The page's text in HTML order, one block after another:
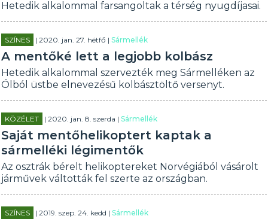
Hetedik alkalommal farsangoltak a térség nyugdíjasai.
SZÍNES | 2020. jan. 27. hétfő |Sármellék
A mentőké lett a legjobb kolbász
Hetedik alkalommal szervezték meg Sármelléken az
Ólból üstbe elnevezésű kolbásztöltő versenyt.
KÖZÉLET | 2020. jan. 8. szerda |Sármellék
Saját mentőhelikoptert kaptak a
sármelléki légimentők
Az osztrák bérelt helikoptereket Norvégiából vásárolt
járművek váltották fel szerte az országban.
SZÍNES | 2019. szep. 24. kedd |Sármellék